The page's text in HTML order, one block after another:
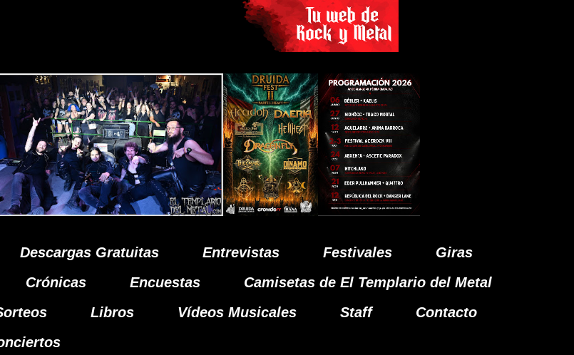
Descargas Gratuitas Entrevistas Festivales
Giras
Crónicas Encuestas
Camisetas de El Templario del Metal
Libros Vídeos Musicales Staff
Contacto